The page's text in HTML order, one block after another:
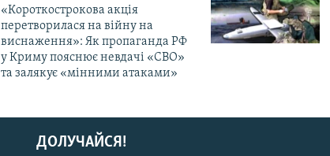
«Короткострокова акція
перетворилася на війну на
виснаження»: Як пропаганда РФ
у Криму пояснює невдачі «СВО»
та залякує «мінними атаками»
ДОЛУЧАЙСЯ!